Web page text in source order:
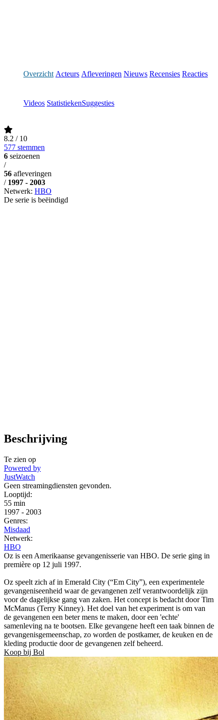
Overzicht Acteurs Afleveringen Nieuws Recensies Reacties
Videos StatistiekenSuggesties
8.2 / 10
577 stemmen
6 seizoenen
/
56 afleveringen
/ 1997 - 2003
Netwerk: HBO
De serie is beëindigd
Beschrijving
Te zien op
Powered by
JustWatch
Geen streamingdiensten gevonden.
Looptijd:
55 min
1997 - 2003
Genres:
Misdaad
Netwerk:
HBO
Oz is een Amerikaanse gevangenisserie van HBO. De serie ging in
première op 12 juli 1997.
Oz speelt zich af in Emerald City (“Em City”), een experimentele
gevangeniseenheid waar de gevangenen zelf verantwoordelijk zijn
voor de dagelijkse gang van zaken. Het concept is bedacht door Tim
McManus (Terry Kinney). Het doel van het experiment is om van
de gevangenen een beter mens te maken, door een 'echte'
samenleving na te bootsen. Elke gevangene heeft een taak binnen de
gevangenisgemeenschap, zo worden de postkamer, de keuken en de
kleding productie door de gevangenen zelf beheerd.
Koop bij Bol